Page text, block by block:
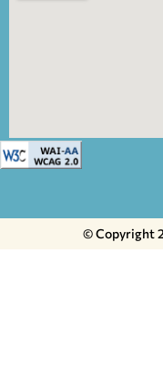
© Copyright